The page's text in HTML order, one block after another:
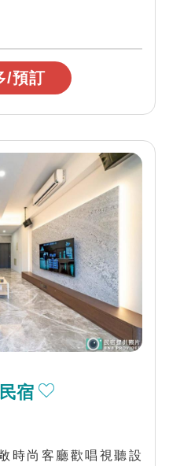
庭親子旅遊。 ...
/預訂
宿
時尚客廳歡唱視聽設